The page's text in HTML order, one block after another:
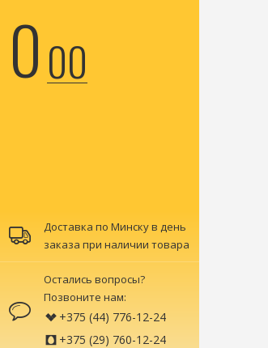
000
Доставка по Минску в день
заказа при наличии товара
Остались вопросы?
Позвоните нам:
+375 (44) 776-12-24
+375 (29) 760-12-24